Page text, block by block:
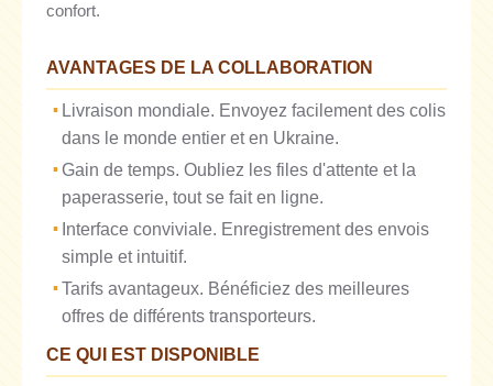
confort.
AVANTAGES DE LA COLLABORATION
Livraison mondiale. Envoyez facilement des colis
dans le monde entier et en Ukraine.
Gain de temps. Oubliez les files d'attente et la
paperasserie, tout se fait en ligne.
Interface conviviale. Enregistrement des envois
simple et intuitif.
Tarifs avantageux. Bénéficiez des meilleures
offres de différents transporteurs.
CE QUI EST DISPONIBLE